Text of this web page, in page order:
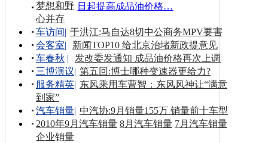
日起提高成品油价格…
梦想和野
心并存
车访间| 于洪江:马自达8切中公商务MPV要害
会客室|
新闻TOP10 给北京治堵新政提意见
车春秋 |
发改委发通知 成品油价格再次上调
三博演议| 第五回:博士哪种变速器更给力?
服务精英| 东风乘用车曹智：东风风神让“满意
到家”
汽车销量| 中汽协:9月销量155万 销量前十车型
2010年9月汽车销量 8月汽车销量 7月汽车销量
企业销量